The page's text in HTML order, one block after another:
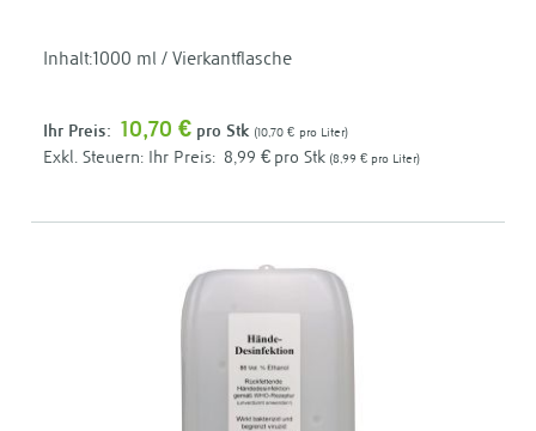
Inhalt:1000 ml / Vierkantflasche
Ihr Preis: 10,70 € pro Stk 10,70 € pro Liter
Ihr Preis: 8,99 € pro Stk 8,99 € pro Liter